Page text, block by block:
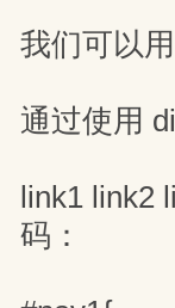
我们可以
通过使用
link1 link2
码：